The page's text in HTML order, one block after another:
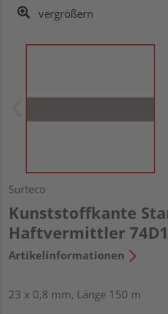
vergrößern
Surteco
Kunststoffkante
Haftvermittler 74D1
Artikelinformationen
23 x 0,8 mm, Länge 150 m